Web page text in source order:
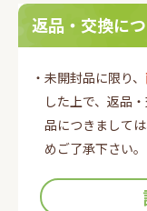
返品・交換に
・未開封品に限り、
した上で、返品
品につきまして
めご了承下さい。